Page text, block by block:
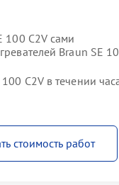
100 C2V сами
Braun SE
C2V в течении
стоимость работ